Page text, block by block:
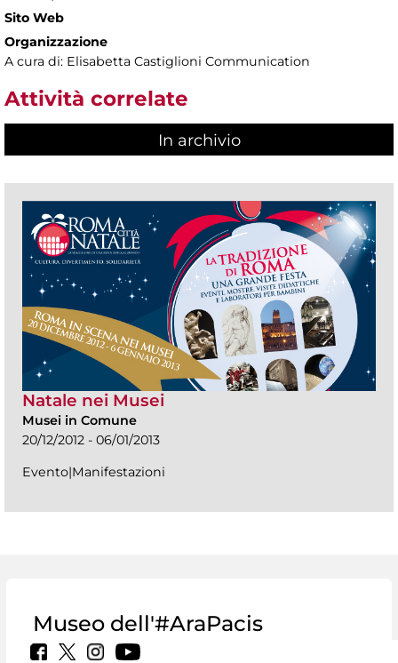
Sito Web
Organizzazione
A cura di: Elisabetta Castiglioni Communication
Attività correlate
In archivio
Natale nei Musei
Musei in Comune
20/12/2012 - 06/01/2013
Evento|Manifestazioni
Museo dell'#AraPacis